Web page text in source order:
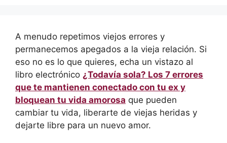
A menudo repetimos viejos errores y
permanecemos apegados a la vieja relación. Si
eso no es lo que quieres, echa un vistazo al
libro electrónico ¿Todavía sola? Los 7 errores
que te mantienen conectado con tu ex y
bloquean tu vida amorosa que pueden
cambiar tu vida, liberarte de viejas heridas y
dejarte libre para un nuevo amor.